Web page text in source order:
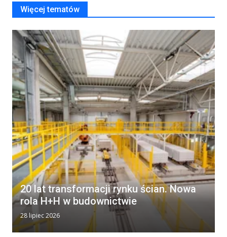
Więcej tematów
20 lat transformacji rynku ścian. Nowa
rola H+H w budownictwie
28 lipiec 2026